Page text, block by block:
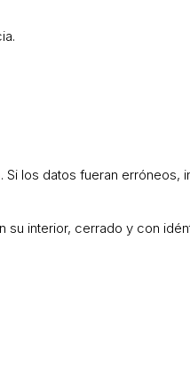
. Si los datos fueran erróneos,
su interior, cerrado y con